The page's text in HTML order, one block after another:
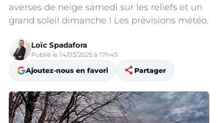
averses de neige samedi sur les reliefs et un
grand soleil dimanche ! Les prévisions météo.
Loïc Spadafora
Publié le 14/03/2025 à 17h45
Ajoutez-nous en favori share Partager